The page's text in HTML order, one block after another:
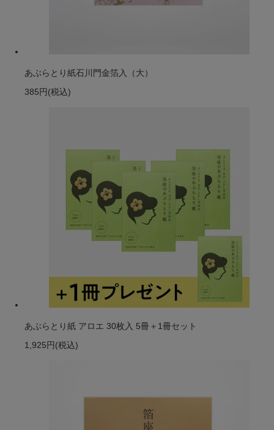
あぶらとり紙石川門金箔入（大）
385円 (税込)
あぶらとり紙 アロエ 30枚入 5冊＋1冊セット
1,925円 (税込)